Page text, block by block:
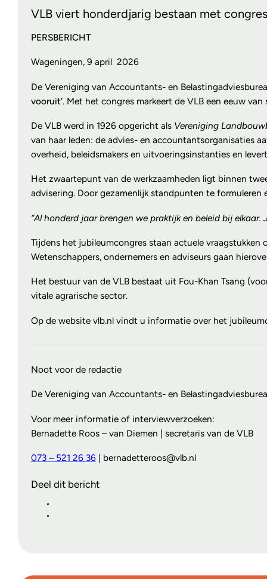
VLB viert honderdjarig bestaan met
Wageningen, 9 april 2026
De Vereniging van Accountants- en
vooruit’. Met het congres markeert de VLB een eeuw
De VLB werd in 1926 opgericht als Vereniging
van haar leden: de advies- en accountantsorganisaties
overheid, beleidsmakers en uitvoeringsinstanties en
Het zwaartepunt van de werkzaamheden ligt binnen
advisering. Door gezamenlijk standpunten te formuleren
“Al honderd jaar brengen we praktijk en beleid bij
Tijdens het jubileumcongres staan actuele
Wetenschappers, ondernemers en adviseurs gaan
Het bestuur van de VLB bestaat uit Fou-Khan Tsang
vitale agrarische sector.
Op de website vlb.nl vindt u informatie over het
Noot voor de redactie
De Vereniging van Accountants- en
Voor meer informatie of interviewverzoeken:
Bernadette Roos – van Diemen | secretaris van de VLB
073 – 521 26 36| bernadetteroos@vlb.nl
Deel dit bericht